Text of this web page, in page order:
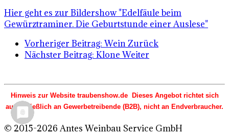
Hier geht es zur Bildershow "Edelfäule beim
Gewürztraminer. Die Geburtstunde einer Auslese"
Vorheriger Beitrag: WeinZurück
Nächster Beitrag: KloneWeiter
Hinweis zur Website traubenshow.de Dieses Angebot richtet sich
ausschließlich an Gewerbetreibende (B2B), nicht an Endverbraucher.
© 2015-2026 Antes Weinbau Service GmbH